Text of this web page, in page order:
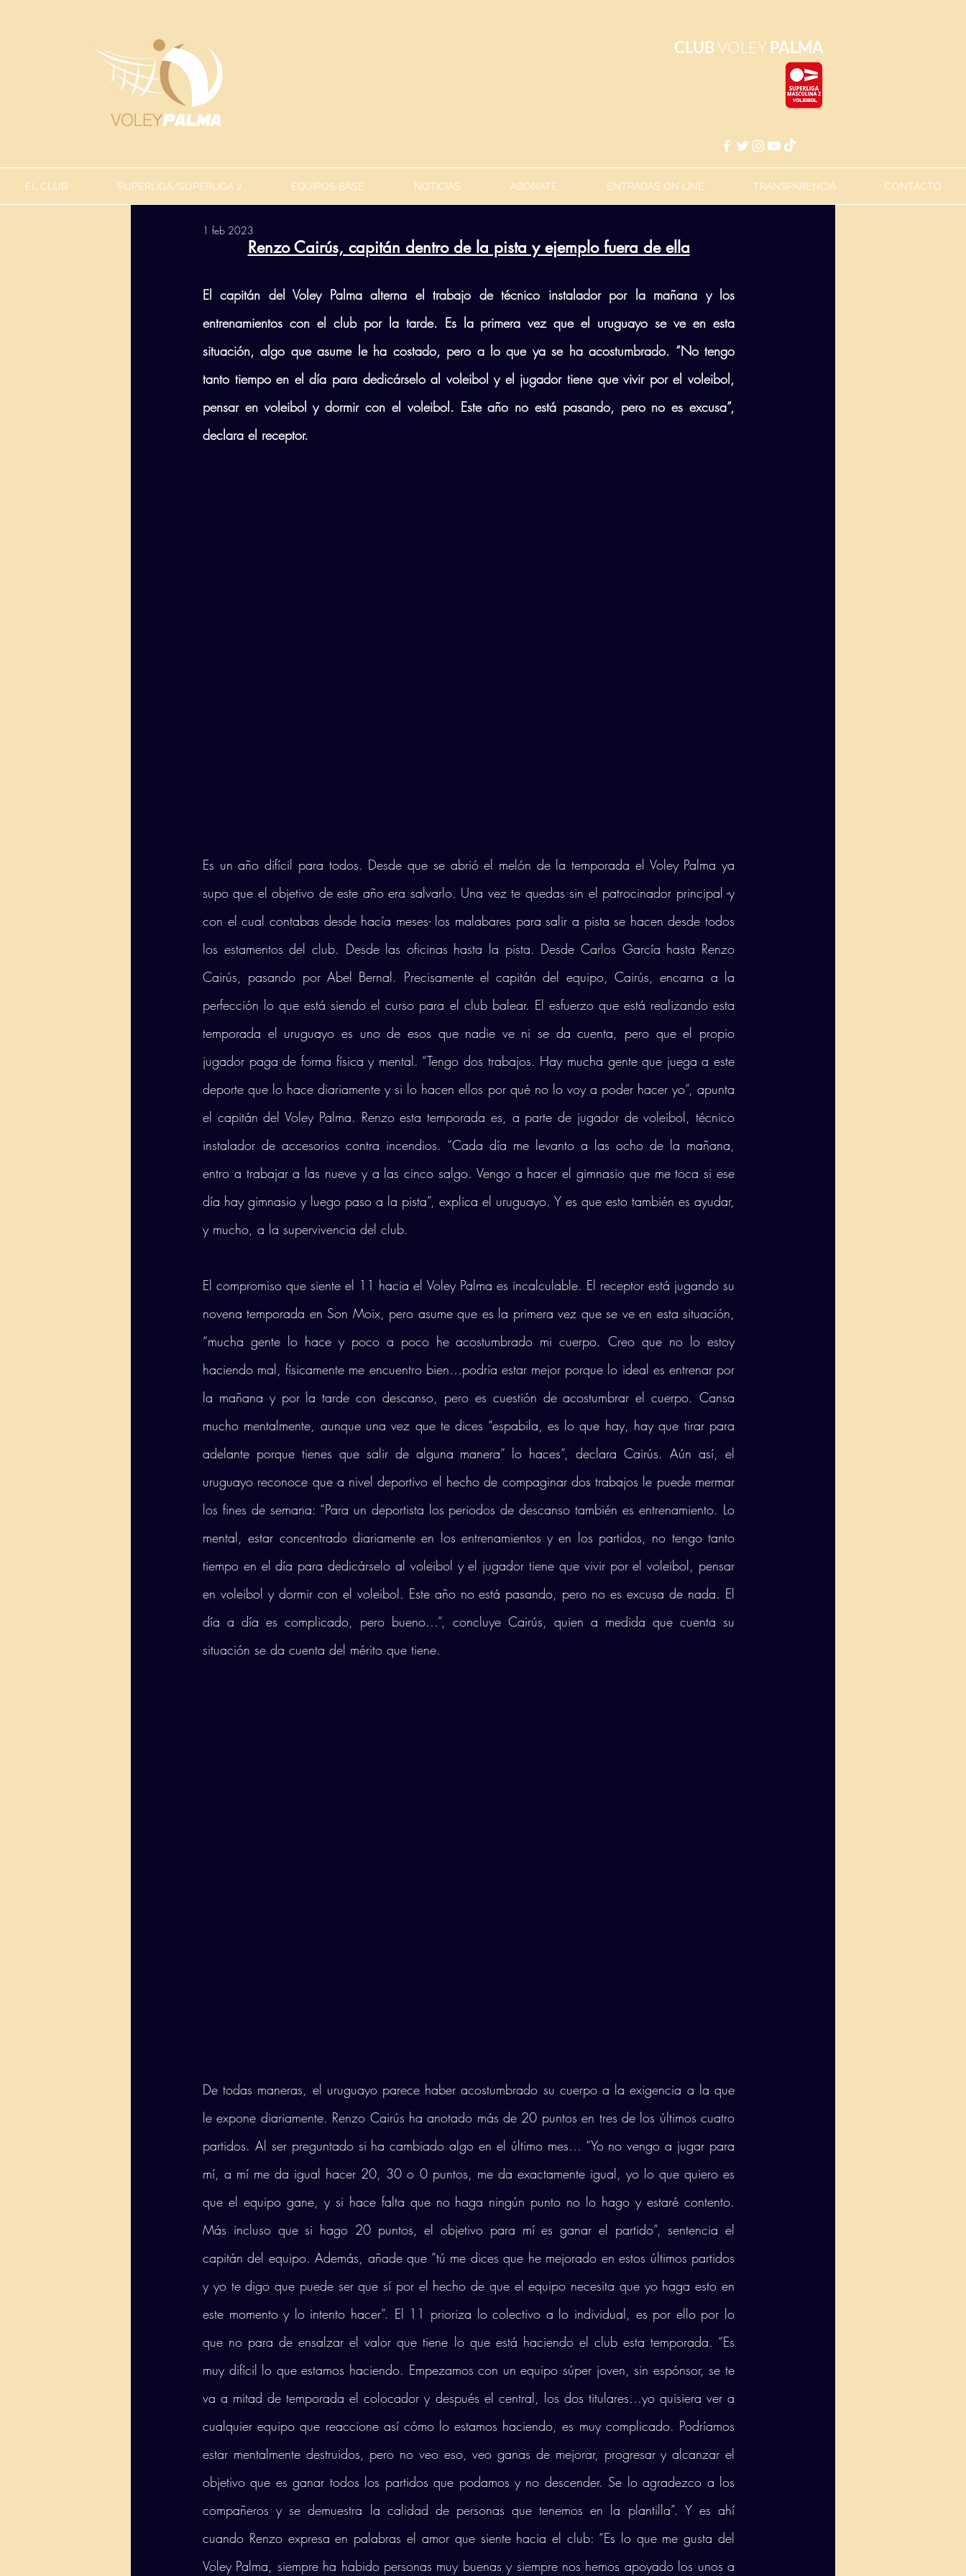
CLUBVOLEY PALMA
EL CLUB SUPERLIGA/SUPERLIGA 2 EQUIPOS BASE NOTICIAS ABÓNATE ENTRADAS ON LINE TRANSPARENCIA CONTACTO
1 feb 2023
Renzo Cairús, capitán dentro de la pista y ejemplo fuera de ella
El capitán del Voley Palma alterna el trabajo de técnico instalador por la mañana y los
entrenamientos con el club por la tarde. Es la primera vez que el uruguayo se ve en esta
situación, algo que asume le ha costado, pero a lo que ya se ha acostumbrado. “No tengo
tanto tiempo en el día para dedicárselo al voleibol y el jugador tiene que vivir por el voleibol,
pensar en voleibol y dormir con el voleibol. Este año no está pasando, pero no es excusa”,
declara el receptor.
Es un año difícil para todos. Desde que se abrió el melón de la temporada el Voley Palma ya
supo que el objetivo de este año era salvarlo. Una vez te quedas sin el patrocinador principal -y
con el cual contabas desde hacía meses- los malabares para salir a pista se hacen desde todos
los estamentos del club. Desde las oficinas hasta la pista. Desde Carlos García hasta Renzo
Cairús, pasando por Abel Bernal. Precisamente el capitán del equipo, Cairús, encarna a la
perfección lo que está siendo el curso para el club balear. El esfuerzo que está realizando esta
temporada el uruguayo es uno de esos que nadie ve ni se da cuenta, pero que el propio
jugador paga de forma física y mental. “Tengo dos trabajos. Hay mucha gente que juega a este
deporte que lo hace diariamente y si lo hacen ellos por qué no lo voy a poder hacer yo”, apunta
el capitán del Voley Palma. Renzo esta temporada es, a parte de jugador de voleibol, técnico
instalador de accesorios contra incendios. “Cada día me levanto a las ocho de la mañana,
entro a trabajar a las nueve y a las cinco salgo. Vengo a hacer el gimnasio que me toca si ese
día hay gimnasio y luego paso a la pista”, explica el uruguayo. Y es que esto también es ayudar,
y mucho, a la supervivencia del club.
El compromiso que siente el 11 hacia el Voley Palma es incalculable. El receptor está jugando su
novena temporada en Son Moix, pero asume que es la primera vez que se ve en esta situación,
“mucha gente lo hace y poco a poco he acostumbrado mi cuerpo. Creo que no lo estoy
haciendo mal, físicamente me encuentro bien…podría estar mejor porque lo ideal es entrenar por
la mañana y por la tarde con descanso, pero es cuestión de acostumbrar el cuerpo. Cansa
mucho mentalmente, aunque una vez que te dices “espabila, es lo que hay, hay que tirar para
adelante porque tienes que salir de alguna manera” lo haces”, declara Cairús. Aún así, el
uruguayo reconoce que a nivel deportivo el hecho de compaginar dos trabajos le puede mermar
los fines de semana: “Para un deportista los periodos de descanso también es entrenamiento. Lo
mental, estar concentrado diariamente en los entrenamientos y en los partidos, no tengo tanto
tiempo en el día para dedicárselo al voleibol y el jugador tiene que vivir por el voleibol, pensar
en voleibol y dormir con el voleibol. Este año no está pasando, pero no es excusa de nada. El
día a día es complicado, pero bueno…”, concluye Cairús, quien a medida que cuenta su
situación se da cuenta del mérito que tiene.
De todas maneras, el uruguayo parece haber acostumbrado su cuerpo a la exigencia a la que
le expone diariamente. Renzo Cairús ha anotado más de 20 puntos en tres de los últimos cuatro
partidos. Al ser preguntado si ha cambiado algo en el último mes… “Yo no vengo a jugar para
mí, a mí me da igual hacer 20, 30 o 0 puntos, me da exactamente igual, yo lo que quiero es
que el equipo gane, y si hace falta que no haga ningún punto no lo hago y estaré contento.
Más incluso que si hago 20 puntos, el objetivo para mí es ganar el partido”, sentencia el
capitán del equipo. Además, añade que “tú me dices que he mejorado en estos últimos partidos
y yo te digo que puede ser que sí por el hecho de que el equipo necesita que yo haga esto en
este momento y lo intento hacer”. El 11 prioriza lo colectivo a lo individual, es por ello por lo
que no para de ensalzar el valor que tiene lo que está haciendo el club esta temporada. “Es
muy difícil lo que estamos haciendo. Empezamos con un equipo súper joven, sin espónsor, se te
va a mitad de temporada el colocador y después el central, los dos titulares…yo quisiera ver a
cualquier equipo que reaccione así cómo lo estamos haciendo, es muy complicado. Podríamos
estar mentalmente destruidos, pero no veo eso, veo ganas de mejorar, progresar y alcanzar el
objetivo que es ganar todos los partidos que podamos y no descender. Se lo agradezco a los
compañeros y se demuestra la calidad de personas que tenemos en la plantilla”. Y es ahí
cuando Renzo expresa en palabras el amor que siente hacia el club: “Es lo que me gusta del
Voley Palma, siempre ha habido personas muy buenas y siempre nos hemos apoyado los unos a